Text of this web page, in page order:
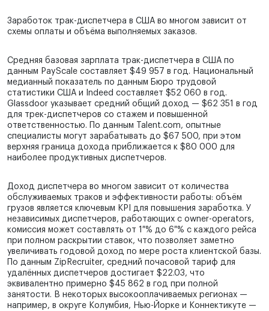
Заработок трак-диспетчера в США во многом зависит от
схемы оплаты и объёма выполняемых заказов.
Средняя базовая зарплата трак-диспетчера в США по
данным PayScale составляет $49 957 в год. Национальный
медианный показатель по данным Бюро трудовой
статистики США и Indeed составляет $52 060 в год.
Glassdoor указывает средний общий доход — $62 351 в год
для трек-диспетчеров со стажем и повышенной
ответственностью. По данным Talent.com, опытные
специалисты могут зарабатывать до $67 500, при этом
верхняя граница дохода приближается к $80 000 для
наиболее продуктивных диспетчеров.
Доход диспетчера во многом зависит от количества
обслуживаемых траков и эффективности работы: объём
грузов является ключевым KPI для повышения заработка. У
независимых диспетчеров, работающих с owner-operators,
комиссия может составлять от 1 % до 6 % с каждого рейса
при полном раскрытии ставок, что позволяет заметно
увеличивать годовой доход по мере роста клиентской базы.
По данным ZipRecruiter, средний почасовой тариф для
удалённых диспетчеров достигает $22.03, что
эквивалентно примерно $45 862 в год при полной
занятости. В некоторых высокооплачиваемых регионах —
например, в округе Колумбия, Нью-Йорке и Коннектикуте —